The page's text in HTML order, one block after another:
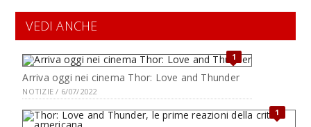
VEDI ANCHE
1
Arriva oggi nei cinema Thor: Love and Thunder
NOTIZIE / 6/07/2022
1